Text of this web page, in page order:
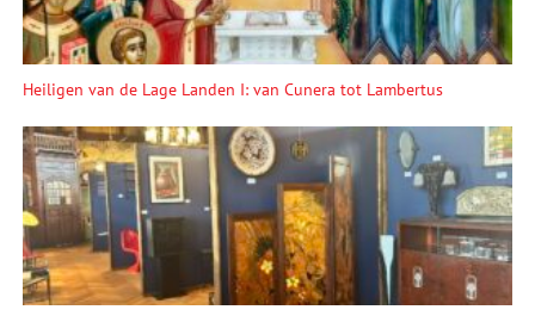
Heiligen van de Lage Landen I: van Cunera tot Lambertus